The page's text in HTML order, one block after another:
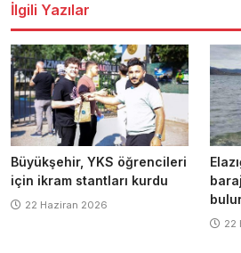
İlgili Yazılar
Büyükşehir, YKS öğrencileri
için ikram stantları kurdu
22 Haziran 2026
22